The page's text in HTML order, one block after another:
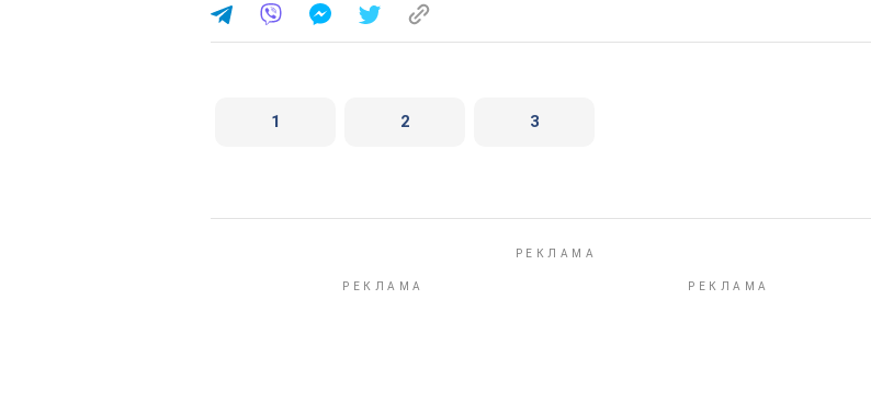
1 2 3